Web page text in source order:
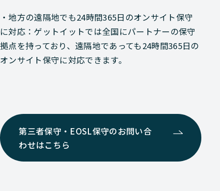
・地方の遠隔地でも24時間365日のオンサイト保守
に対応：ゲットイットでは全国にパートナーの保守
拠点を持っており、遠隔地であっても24時間365日の
オンサイト保守に対応できます。
第三者保守・EOSL保守のお問い合
わせはこちら